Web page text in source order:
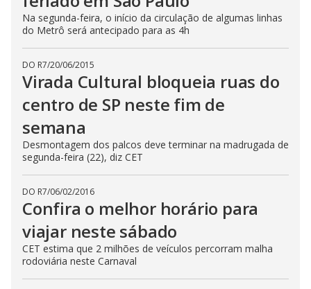
Na segunda-feira, o início da circulação de algumas linhas
do Metrô será antecipado para as 4h
DO R7/20/06/2015
Virada Cultural bloqueia ruas do
centro de SP neste fim de
semana
Desmontagem dos palcos deve terminar na madrugada de
segunda-feira (22), diz CET
DO R7/06/02/2016
Confira o melhor horário para
viajar neste sábado
CET estima que 2 milhões de veículos percorram malha
rodoviária neste Carnaval